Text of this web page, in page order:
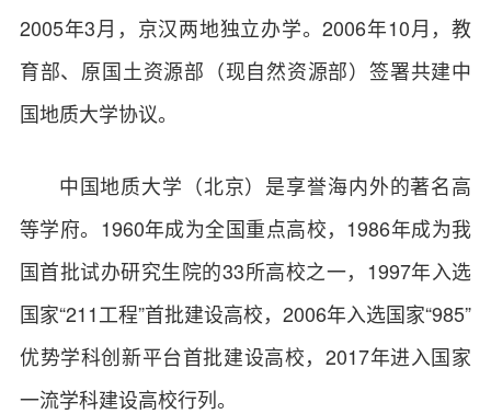
2005年3月，京汉两地独立办学。2006年10月，教
育部、原国土资源部（现自然资源部）签署共建中
国地质大学协议。
中国地质大学（北京）是享誉海内外的著名高
等学府。1960年成为全国重点高校，1986年成为我
国首批试办研究生院的33所高校之一，1997年入选
国家“211工程”首批建设高校，2006年入选国家“985”
优势学科创新平台首批建设高校，2017年进入国家
一流学科建设高校行列。